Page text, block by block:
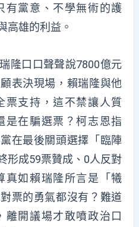
有黨意、不學無術的護
高雄的利益。
隆口口聲聲說7800億元
表決現場，賴瑞隆與他
票支持，這不禁讓人質
是在騙選票？柯志恩指
在最後關頭選擇「臨陣
形成59票贊成、0人反對
真如賴瑞隆所言是「犧
票的勇氣都沒有？難道
離開議場才敢噴政治口